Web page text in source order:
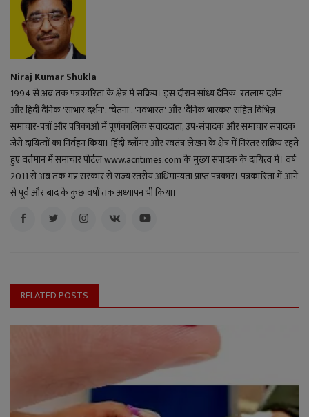
Niraj Kumar Shukla
1994 से अब तक पत्रकारिता के क्षेत्र में सक्रिय। इस दौरान सांध्य दैनिक 'रतलाम दर्शन'
और हिंदी दैनिक 'साभार दर्शन', 'चेतना', 'नवभारत' और 'दैनिक भास्कर' सहित विभिन्न
समाचार-पत्रों और पत्रिकाओं में पूर्णकालिक संवाददाता, उप-संपादक और समाचार संपादक
जैसे दायित्वों का निर्वहन किया। हिंदी ब्लॉगर और स्वतंत्र लेखन के क्षेत्र में निरंतर सक्रिय रहते
हुए वर्तमान में समाचार पोर्टल www.acntimes.com के मुख्य संपादक के दायित्व में। वर्ष
2011 से अब तक मप्र सरकार से राज्य स्तरीय अधिमान्यता प्राप्त पत्रकार। पत्रकारिता में आने
से पूर्व और बाद के कुछ वर्षों तक अध्यापन भी किया।
RELATED POSTS